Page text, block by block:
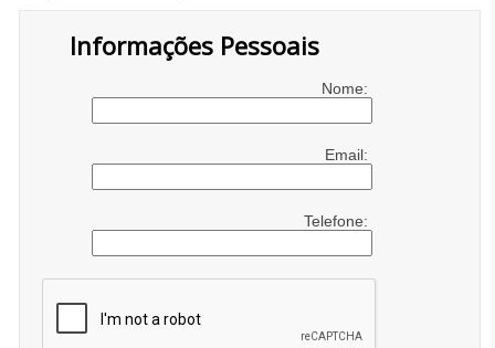
Informações Pessoais
Nome:
Email:
Telefone: